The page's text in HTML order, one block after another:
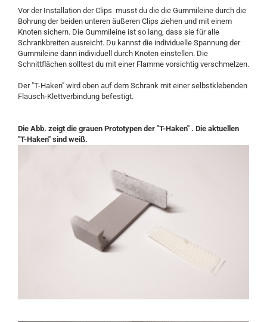
Vor der Installation der Clips musst du die die Gummileine durch die
Bohrung der beiden unteren äußeren Clips ziehen und mit einem
Knoten sichern. Die Gummileine ist so lang, dass sie für alle
Schrankbreiten ausreicht. Du kannst die individuelle Spannung der
Gummileine dann individuell durch Knoten einstellen. Die
Schnittflächen solltest du mit einer Flamme vorsichtig verschmelzen.
Der "T-Haken" wird oben auf dem Schrank mit einer selbstklebenden
Flausch-Klettverbindung befestigt.
Die Abb. zeigt die grauen Prototypen der "T-Haken" . Die aktuellen
"T-Haken" sind weiß.